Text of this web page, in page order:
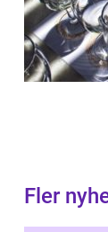
Fler